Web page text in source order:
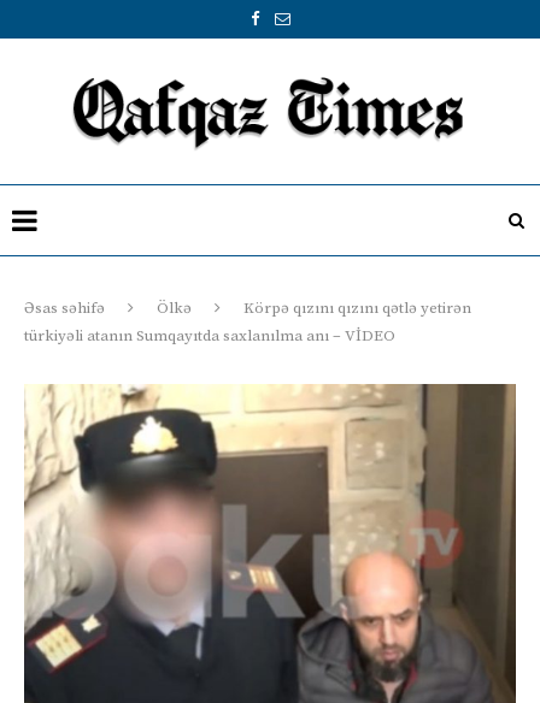
Əsas səhifə Ölkə
Körpə qızını qızını qətlə yetirən
türkiyəli atanın Sumqayıtda saxlanılma anı – VİDEO